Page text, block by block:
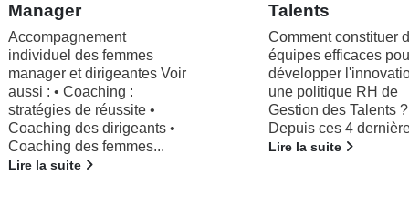
Talents
Comment constituer des
équipes efficaces pour
développer l'innovation par
une politique RH de
Gestion des Talents ?
Depuis ces 4 dernières...
Lire la suite
Emploi
Intelligence
(IE) / Business
(BI) Face à la
et au monde
vous devez protéger
entreprise des...
Lire la suite